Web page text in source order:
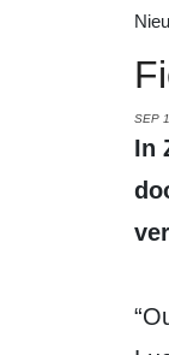
SEP
In Zeewolde kregen ouderen donderdag fietsles. De cursus werd gegeven